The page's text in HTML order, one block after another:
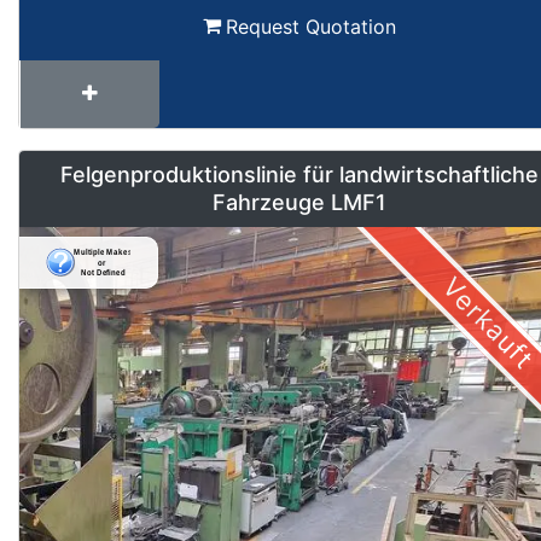
Request Quotation
Felgenproduktionslinie für landwirtschaftliche
Fahrzeuge LMF1
Verkauft